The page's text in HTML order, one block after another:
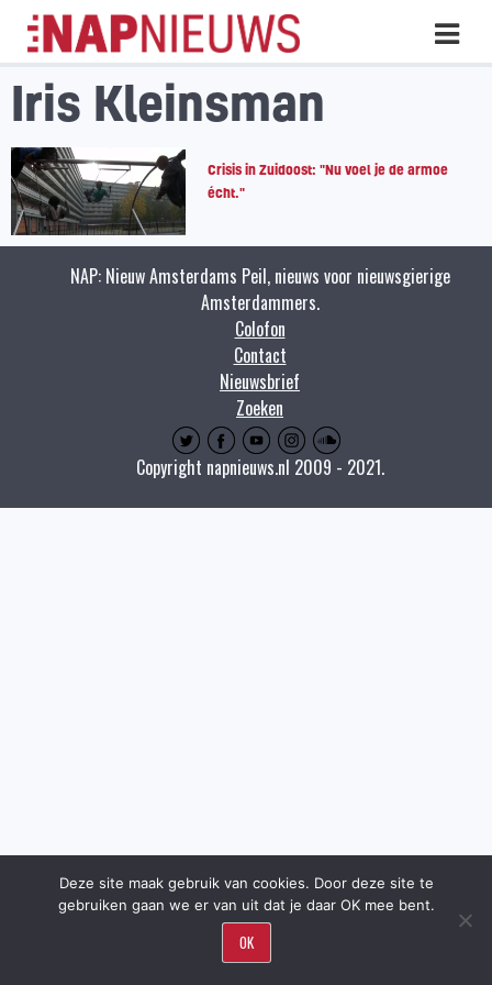
Skip
naar
inhoud
Iris Kleinsman
Crisis in Zuidoost: "Nu voel je de armoe
écht."
NAP: Nieuw Amsterdams Peil, nieuws voor nieuwsgierige
Amsterdammers.
Colofon
Contact
Nieuwsbrief
Zoeken
Copyright napnieuws.nl 2009 - 2021.
Deze site maak gebruik van cookies. Door deze site te
gebruiken gaan we er van uit dat je daar OK mee bent.
OK